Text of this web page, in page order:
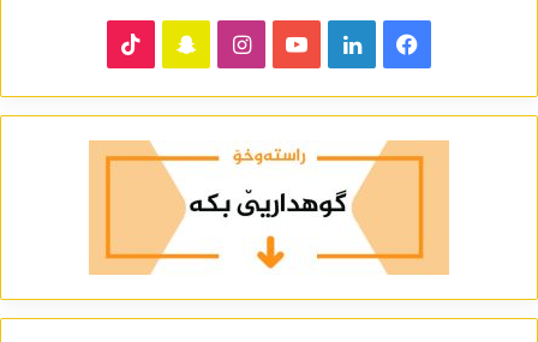
Facebook
LinkedIn
YouTube
Instagram
Snapchat